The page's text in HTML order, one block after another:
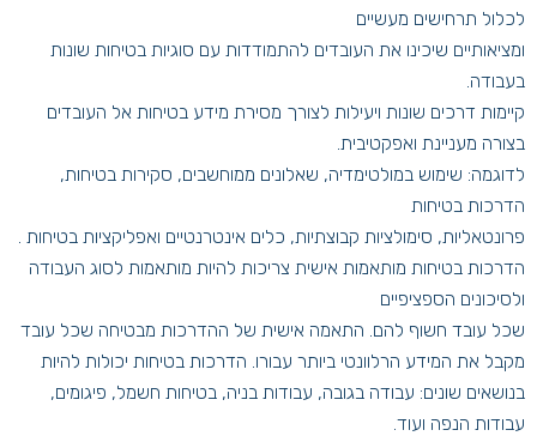
לכלול תרחישים מעשיים
ומציאותיים שיכינו את העובדים להתמודדות עם סוגיות בטיחות שונות
בעבודה.
קיימות דרכים שונות ויעילות לצורך מסירת מידע בטיחות אל העובדים
בצורה מעניינת ואפקטיבית.
לדוגמה: שימוש במולטימדיה, שאלונים ממוחשבים, סקירות בטיחות,
הדרכות בטיחות
פרונטאליות, סימולציות קבוצתיות, כלים אינטרנטיים ואפליקציות בטיחות .
הדרכות בטיחות מותאמות אישית צריכות להיות מותאמות לסוג העבודה
ולסיכונים הספציפיים
שכל עובד חשוף להם. התאמה אישית של ההדרכות מבטיחה שכל עובד
מקבל את המידע הרלוונטי ביותר עבורו. הדרכות בטיחות יכולות להיות
בנושאים שונים: עבודה בגובה, עבודות בניה, בטיחות חשמל, פיגומים,
עבודות הנפה ועוד.